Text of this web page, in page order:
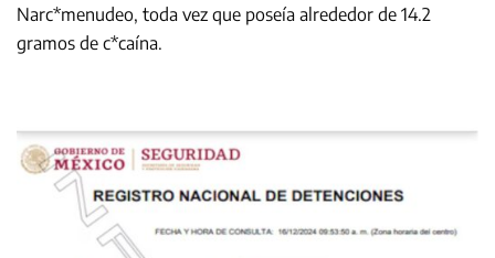
Narc*menudeo, toda vez que poseía alrededor de 14.2
gramos de c*caína.